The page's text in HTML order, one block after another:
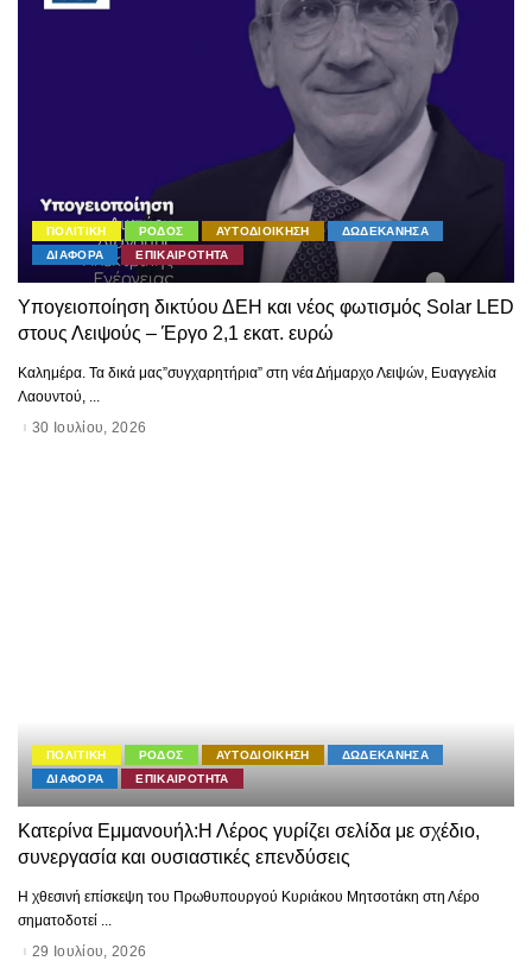
ΠΟΛΙΤΙΚΗ ΡΟΔΟΣ ΑΥΤΟΔΙΟΙΚΗΣΗ
ΔΩΔΕΚΑΝΗΣΑ
ΔΙΑΦΟΡΑ
ΕΠΙΚΑΙΡΟΤΗΤΑ
Υπογειοποίηση δικτύου ΔΕΗ και νέος φωτισμός Solar LED
στους Λειψούς – Έργο 2,1 εκατ. ευρώ
Καλημέρα. Τα δικά μας”συγχαρητήρια” στη νέα Δήμαρχο Λειψών, Ευαγγελία
Λαουντού, ...
30 Ιουλίου, 2026
ΠΟΛΙΤΙΚΗ ΡΟΔΟΣ ΑΥΤΟΔΙΟΙΚΗΣΗ
ΔΩΔΕΚΑΝΗΣΑ
ΔΙΑΦΟΡΑ
ΕΠΙΚΑΙΡΟΤΗΤΑ
Κατερίνα Εμμανουήλ:Η Λέρος γυρίζει σελίδα με σχέδιο,
συνεργασία και ουσιαστικές επενδύσεις
Η χθεσινή επίσκεψη του Πρωθυπουργού Κυριάκου Μητσοτάκη στη Λέρο
σηματοδοτεί
29 Ιουλίου, 2026